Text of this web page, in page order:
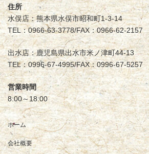
住所
水俣店：熊本県水俣市昭和町1-3-14
TEL：0966-63-3778/FAX：0966-62-2157
出水店：鹿児島県出水市米ノ津町44-13
TEL：0996-67-4995/FAX：0996-67-5257
営業時間
8:00～18:00
ホーム
会社概要